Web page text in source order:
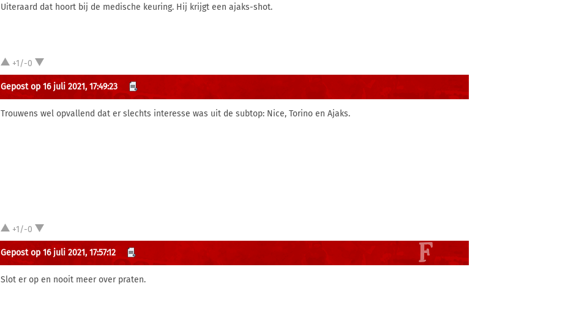
Uiteraard dat hoort bij de medische keuring. Hij krijgt een ajaks-shot.
+1/-0
Gepost op 16 juli 2021, 17:49:23
Trouwens wel opvallend dat er slechts interesse was uit de subtop: Nice, Torino en Ajaks.
+1/-0
Gepost op 16 juli 2021, 17:57:12
Slot er op en nooit meer over praten.